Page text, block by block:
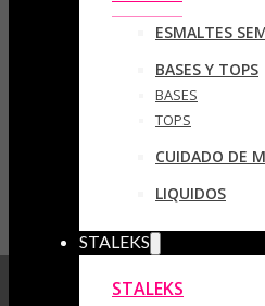
ESMALTES
BASES Y TOPS
BASES
TOPS
CUIDADO DE
LIQUIDOS
STALEKS
STALEKS